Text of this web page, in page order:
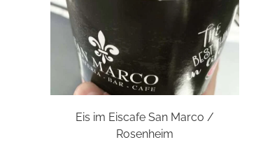
Eis im Eiscafe San Marco /
Rosenheim